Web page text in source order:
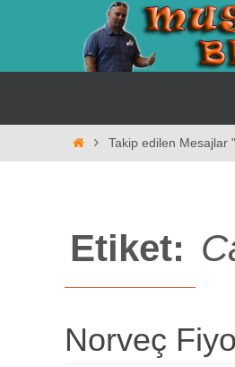
HomeTakip edilen Mesajlar
Etiket:
Norveç